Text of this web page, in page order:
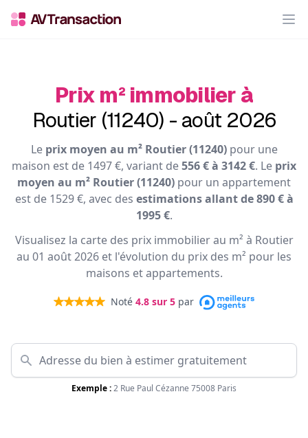
Prix m² immobilier à
Routier (11240) - août 2026
Le prix moyen au m² Routier (11240)pour une
maison est de 1497 €, variant de556 € à 3142 €. Le prix
moyen au m² Routier (11240) pour un appartement
est de 1529 €, avec des estimations allant de 890 € à
1995 €.
Visualisez la carte des prix immobilier au m² à Routier
au 01 août 2026 et l'évolution du prix des m² pour les
maisons et appartements.
Noté 4.8 sur 5 par
Exemple :2 Rue Paul Cézanne 75008 Paris